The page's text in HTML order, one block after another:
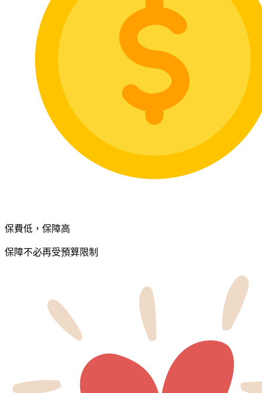
保費低，保障高
保障不必再受預算限制